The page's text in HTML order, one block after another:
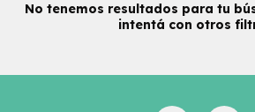
No tenemos resultados para tu
intentá con otros